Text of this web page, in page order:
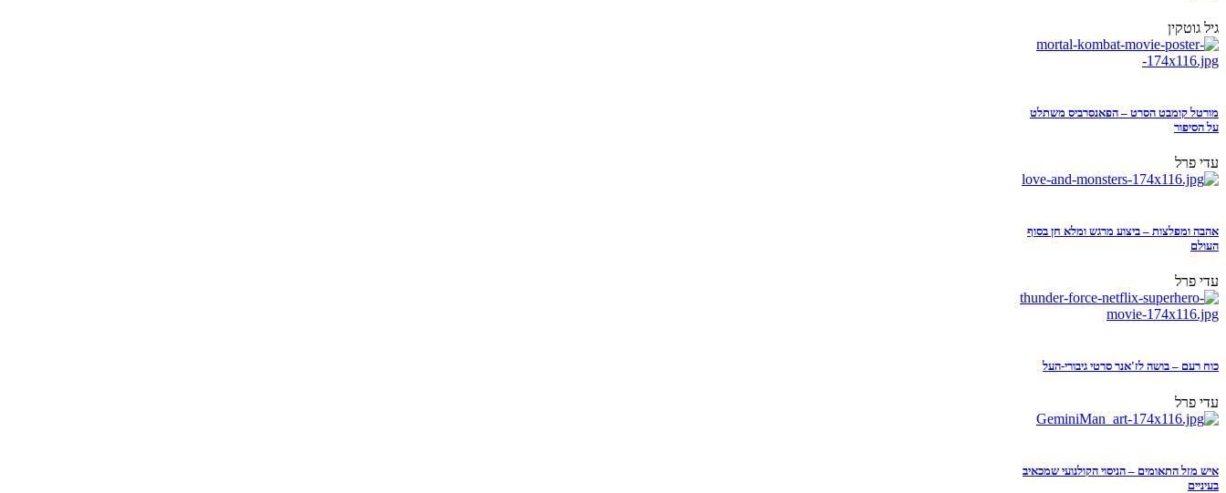
גיל גוטקין
מורטל קומבט הסרט – הפאנסרביס משתלט
על הסיפור
עדי פרל
אהבה ומפלצות – ביצוע מרגש ומלא חן בסוף
העולם
עדי פרל
כוח רעם – בושה לז'אנר סרטי גיבורי-העל
עדי פרל
איש מזל התאומים – הניסוי הקולנועי שמכאיב
בעיניים